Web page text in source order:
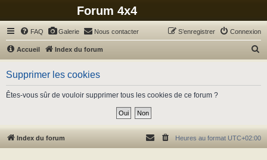
Forum 4x4
FAQ Galerie Nous contacter Connexion
S’enregistrer
Accueil Index du forum
h
Supprimer les cookies
Êtes-vous sûr de vouloir supprimer tous les cookies de ce forum ?
Index du forum Heures au format UTC+02:00